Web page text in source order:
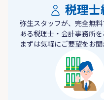
税理
弥生スタッフが、完全無
ある税理士・会計事務所を
まずは気軽にご要望をお聞